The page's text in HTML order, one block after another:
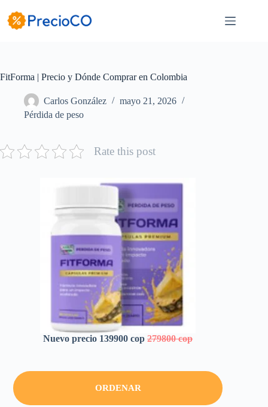
contenido
FitForma | Precio y Dónde Comprar en Colombia
Carlos González
mayo 21, 2026
Pérdida de peso
Rate this post
Nuevo precio 139900 cop279800 cop
ORDENAR